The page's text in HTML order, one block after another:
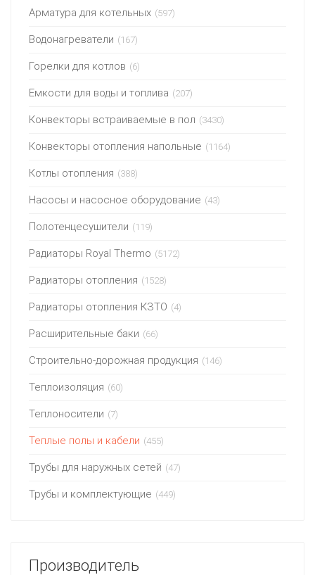
Арматура для котельных (597)
Водонагреватели (167)
Горелки для котлов (6)
Емкости для воды и топлива (207)
Конвекторы встраиваемые в пол (3430)
Конвекторы отопления напольные (1164)
Котлы отопления (388)
Насосы и насосное оборудование (43)
Полотенцесушители (119)
Радиаторы Royal Thermo (5172)
Радиаторы отопления (1528)
Радиаторы отопления КЗТО (4)
Расширительные баки (66)
Строительно-дорожная продукция (146)
Теплоизоляция (60)
Теплоносители (7)
Теплые полы и кабели (455)
Трубы для наружных сетей (47)
Трубы и комплектующие (449)
Производитель